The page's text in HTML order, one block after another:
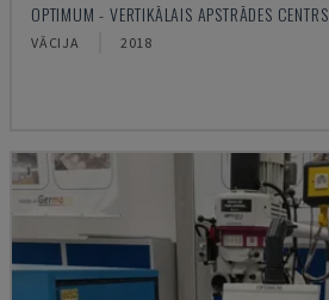
OPTIMUM - VERTIKĀLAIS APSTRĀDES CENTRS
VĀCIJA 2018